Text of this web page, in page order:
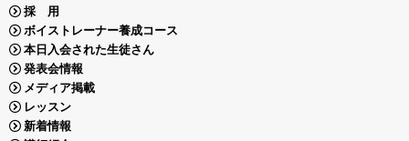
採 用
ボイストレーナー養成コース
本日入会された生徒さん
発表会情報
メディア掲載
レッスン
新着情報